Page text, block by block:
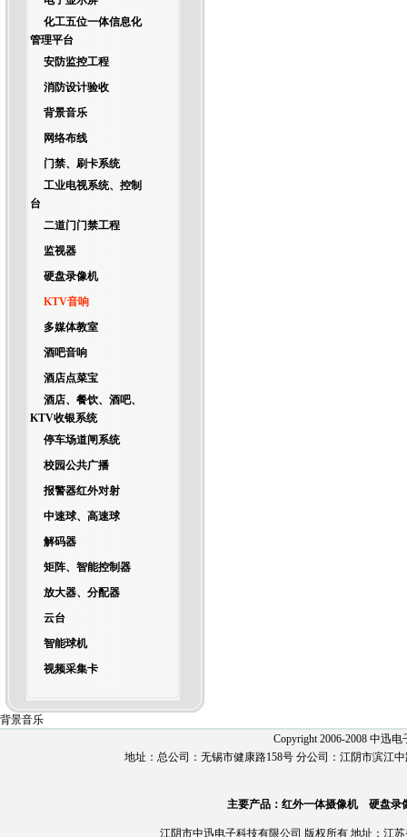
化工五位一体信息化
管理平台
安防监控工程
消防设计验收
背景音乐
网络布线
门禁、刷卡系统
工业电视系统、控制
台
二道门门禁工程
监视器
硬盘录像机
KTV音响
多媒体教室
酒吧音响
酒店点菜宝
酒店、餐饮、酒吧、
KTV收银系统
停车场道闸系统
校园公共广播
报警器红外对射
中速球、高速球
解码器
矩阵、智能控制器
放大器、分配器
云台
智能球机
视频采集卡
背景音乐
Copyright 2006-2008 中迅
地址：总公司：无锡市健康路158号 分公司：江阴市滨江
主要产品：红外一体摄像机 硬盘录
江阴市中迅电子科技有限公司 版权所有 地址：江